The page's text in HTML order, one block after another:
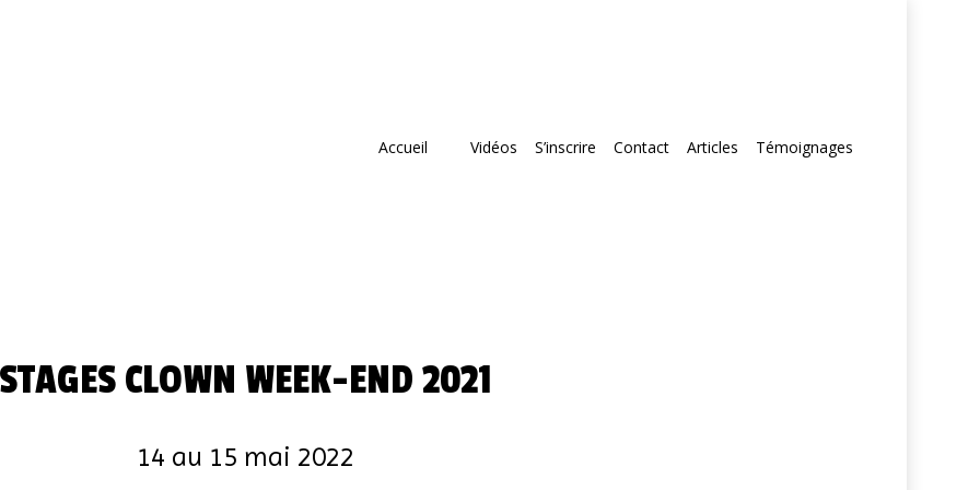
Accueil Vidéos S’inscrire Contact Articles Témoignages
STAGES CLOWN WEEK-END 2021
14 au 15 mai 2022